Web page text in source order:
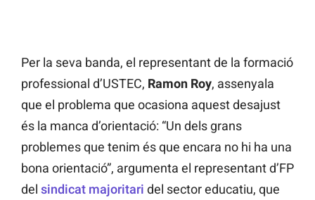
Per la seva banda, el representant de la formació
professional d’USTEC, Ramon Roy, assenyala
que el problema que ocasiona aquest desajust
és la manca d’orientació: “Un dels grans
problemes que tenim és que encara no hi ha una
bona orientació”, argumenta el representant d’FP
del sindicat majoritari del sector educatiu, que